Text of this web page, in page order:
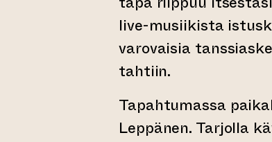
verkkopalveluun)
live-musiikista
varovaisia
tahtiin.
Tapahtumassa
Leppänen. Tarjolla